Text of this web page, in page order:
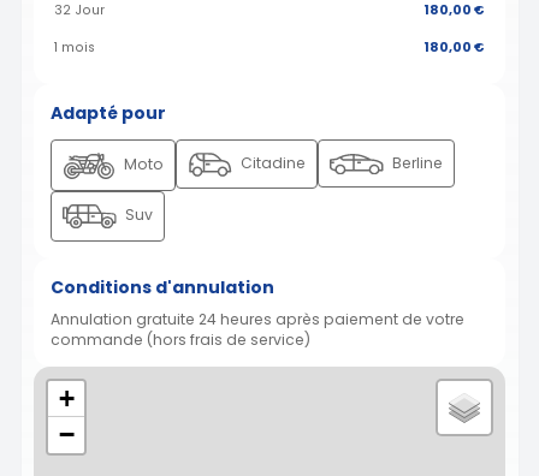
32 Jour 180,00 €
1 mois 180,00 €
Adapté pour
Moto Citadine Berline
Suv
Conditions d'annulation
Annulation gratuite 24 heures après paiement de votre
commande (hors frais de service)
+
−